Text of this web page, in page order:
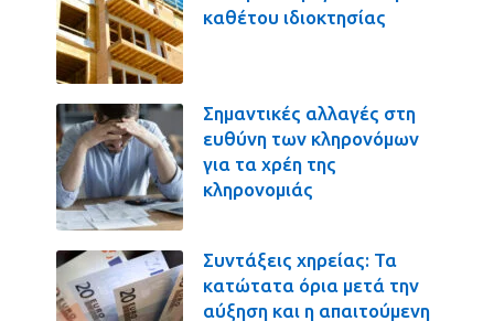
καθέτου ιδιοκτησίας
Σημαντικές αλλαγές στη
ευθύνη των κληρονόμων
για τα χρέη της
κληρονομιάς
Συντάξεις χηρείας: Τα
κατώτατα όρια μετά την
αύξηση και η απαιτούμενη